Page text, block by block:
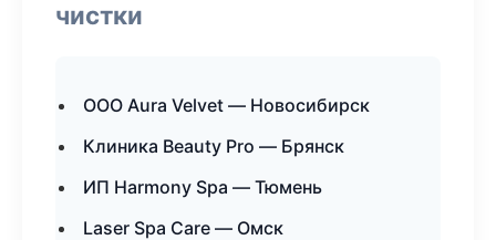
чистки
ООО Aura Velvet — Новосибирск
Клиника Beauty Pro — Брянск
ИП Harmony Spa — Тюмень
Laser Spa Care — Омск